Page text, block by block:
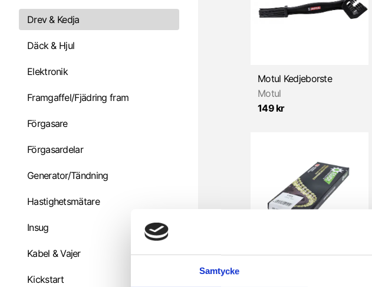
Samtycke
Drev & Kedja
Däck & Hjul
Elektronik
Framgaffel/Fjädring fram
Förgasare
Förgasardelar
Generator/Tändning
Hastighetsmätare
Insug
Kabel & Vajer
Kickstart
Motul Kedjeborste
Motul
149 kr